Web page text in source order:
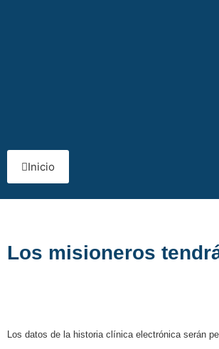
Inicio
Los misioneros
Los datos de la historia clínica electrónica serán